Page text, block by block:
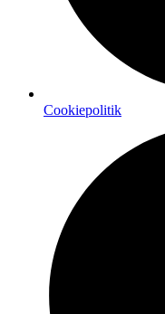
Cookiepolitik